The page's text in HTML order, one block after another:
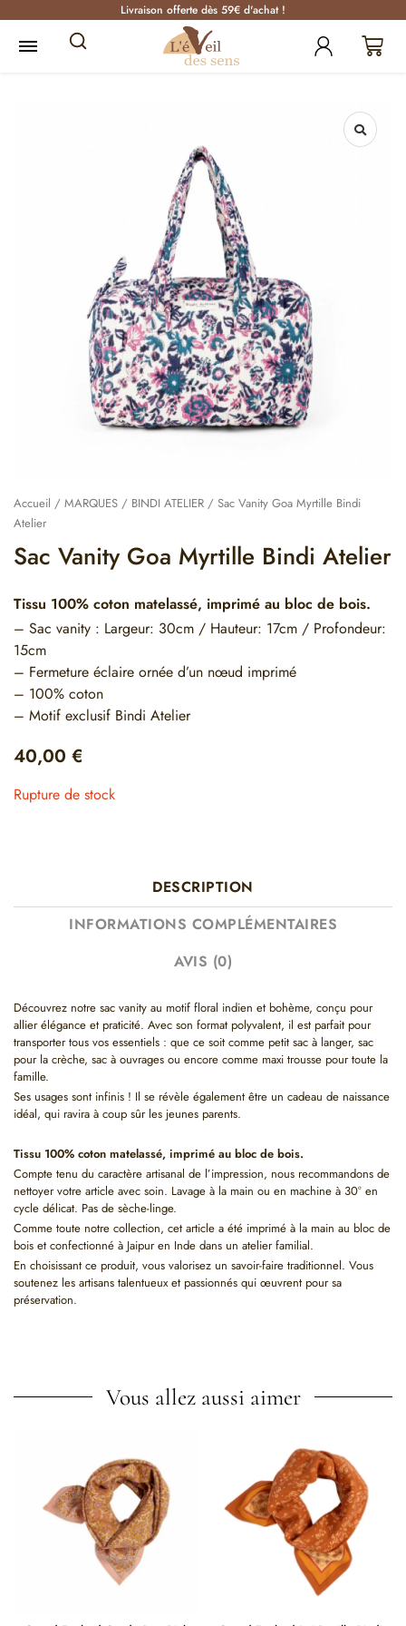
Livraison offerte dès 59€ d'achat !
Accueil / MARQUES / BINDI ATELIER / Sac Vanity Goa Myrtille Bindi
Atelier
Sac Vanity Goa Myrtille Bindi Atelier
Tissu 100% coton matelassé, imprimé au bloc de bois.
– Sac vanity : Largeur: 30cm / Hauteur: 17cm / Profondeur:
15cm
– Fermeture éclaire ornée d’un nœud imprimé
– 100% coton
– Motif exclusif Bindi Atelier
40,00 €
Rupture de stock
DESCRIPTION
INFORMATIONS COMPLÉMENTAIRES
AVIS (0)
Découvrez notre sac vanity au motif floral indien et bohème, conçu pour
allier élégance et praticité. Avec son format polyvalent, il est parfait pour
transporter tous vos essentiels : que ce soit comme petit sac à langer, sac
pour la crèche, sac à ouvrages ou encore comme maxi trousse pour toute la
famille.
Ses usages sont infinis ! Il se révèle également être un cadeau de naissance
idéal, qui ravira à coup sûr les jeunes parents.
Tissu 100% coton matelassé, imprimé au bloc de bois.
Compte tenu du caractère artisanal de l’impression, nous recommandons de
nettoyer votre article avec soin. Lavage à la main ou en machine à 30° en
cycle délicat. Pas de sèche-linge.
Comme toute notre collection, cet article a été imprimé à la main au bloc de
bois et confectionné à Jaipur en Inde dans un atelier familial.
En choisissant ce produit, vous valorisez un savoir-faire traditionnel. Vous
soutenez les artisans talentueux et passionnés qui œuvrent pour sa
préservation.
Vous allez aussi aimer